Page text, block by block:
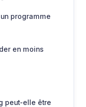
programme
en moins
peut-elle être